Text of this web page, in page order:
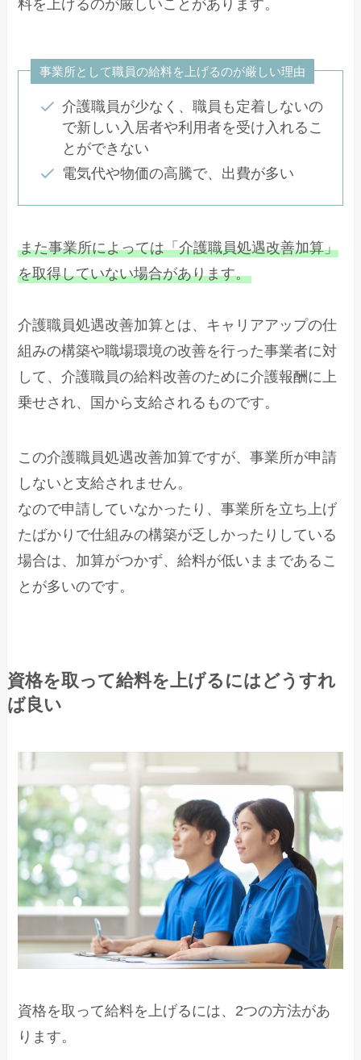
料を上げるのが厳しいことがあります。
事業所として職員の給料を上げるのが厳しい理由
介護職員が少なく、職員も定着しないの
で新しい入居者や利用者を受け入れるこ
とができない
電気代や物価の高騰で、出費が多い
また事業所によっては「介護職員処遇改善加算」
を取得していない場合があります。
介護職員処遇改善加算とは、キャリアアップの仕
組みの構築や職場環境の改善を行った事業者に対
して、介護職員の給料改善のために介護報酬に上
乗せされ、国から支給されるものです。
この介護職員処遇改善加算ですが、事業所が申請
しないと支給されません。
なので申請していなかったり、事業所を立ち上げ
たばかりで仕組みの構築が乏しかったりしている
場合は、加算がつかず、給料が低いままであるこ
とが多いのです。
資格を取って給料を上げるにはどうすれ
ば良い
資格を取って給料を上げるには、2つの方法があ
ります。